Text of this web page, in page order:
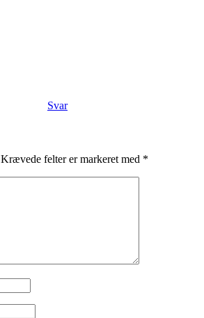
Svar
Krævede felter er markeret med *